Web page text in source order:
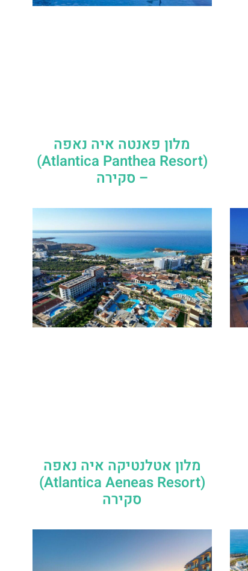
מלון פאנטה איה נאפה
(Atlantica Panthea Resort)
– סקירה
מלון אטלנטיקה איה נאפה
(Atlantica Aeneas Resort)
סקירה